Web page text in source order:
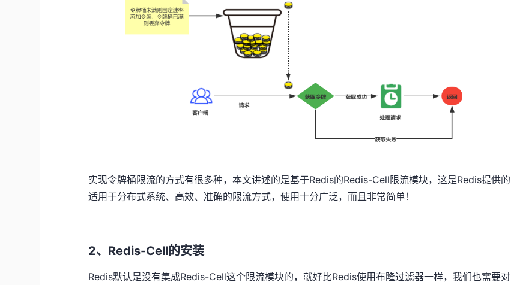
实现令牌桶限流的方式有很多种，本文讲述的是基于Redis的Redis-Cell限流模块，这是Redis提供的
适用于分布式系统、高效、准确的限流方式，使用十分广泛，而且非常简单！
2、Redis-Cell的安装
Redis默认是没有集成Redis-Cell这个限流模块的，就好比Redis使用布隆过滤器一样，我们也需要对